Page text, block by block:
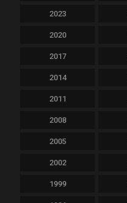
2023
2020
2017
2014
2011
2008
2005
2002
1999